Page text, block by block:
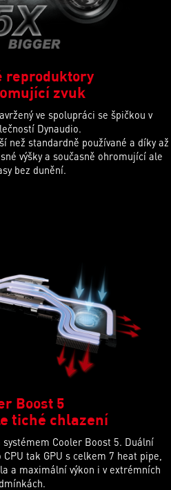
reproduktory
zvuk
ve spolupráci se špičkou v
Dynaudio.
než standardně používané a díky až
výšky a současně ohromující ale
bez dunění.
Boost 5
tiché chlazení
systémem Cooler Boost 5. Duální
tak GPU s celkem 7 heat pipe,
a maximální výkon i v extrémních